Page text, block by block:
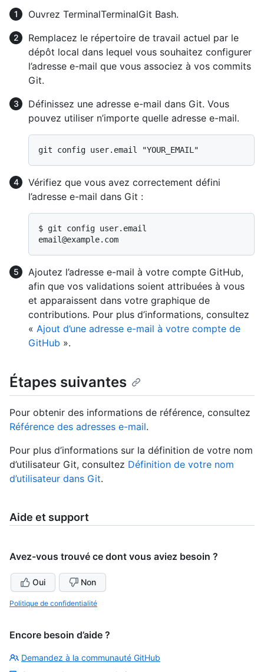
Ouvrez TerminalTerminalGit Bash.
Remplacez le répertoire de travail actuel par le
dépôt local dans lequel vous souhaitez configurer
l’adresse e-mail que vous associez à vos commits
Git.
Définissez une adresse e-mail dans Git. Vous
pouvez utiliser n’importe quelle adresse e-mail.
Vérifiez que vous avez correctement défini
l’adresse e-mail dans Git :
$ git config user.email
Ajoutez l’adresse e-mail à votre compte GitHub,
afin que vos validations soient attribuées à vous
et apparaissent dans votre graphique de
contributions. Pour plus d’informations, consultez
« Ajout d’une adresse e-mail à votre compte de
GitHub ».
Étapes suivantes
Pour obtenir des informations de référence, consultez
Référence des adresses e-mail.
Pour plus d’informations sur la définition de votre nom
d’utilisateur Git, consultez Définition de votre nom
d’utilisateur dans Git.
Aide et support
Avez-vous trouvé ce dont vous aviez besoin ?
Oui Non
Politique de confidentialité
Encore besoin d’aide ?
Demandez à la communauté GitHub